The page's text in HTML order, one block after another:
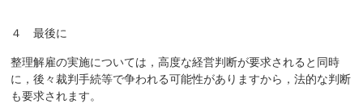
４ 最後に
整理解雇の実施については，高度な経営判断が要求されると同時
に，後々裁判手続等で争われる可能性がありますから，法的な判断
も要求されます。